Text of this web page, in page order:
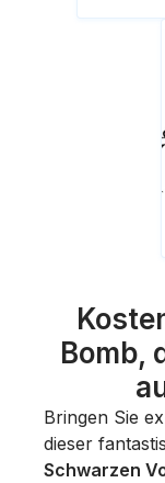
Bomb,
Bringen Sie
dieser
Schwarzen